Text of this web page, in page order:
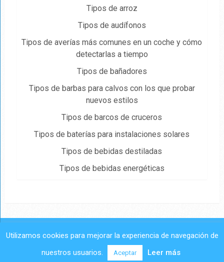
Tipos de arroz
Tipos de audífonos
Tipos de averías más comunes en un coche y cómo
detectarlas a tiempo
Tipos de bañadores
Tipos de barbas para calvos con los que probar
nuevos estilos
Tipos de barcos de cruceros
Tipos de baterías para instalaciones solares
Tipos de bebidas destiladas
Tipos de bebidas energéticas
Copyright © 2026.
Contactar
Aviso legal Política de privacidad
Utilizamos cookies para mejorar la experiencia de navegación de
nuestros usuarios.
Aceptar Leer más